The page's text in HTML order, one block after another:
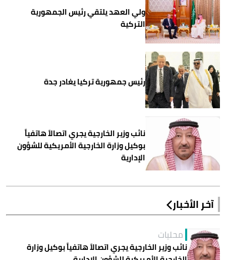
ولي العهد يلتقي رئيس الجمهورية
التركية
رئيس جمهورية تركيا يغادر جدة
نائب وزير الخارجية يجري اتصالاً هاتفياً
بوكيل وزارة الخارجية الأمريكية للشؤون
الإدارية
آخر الأخبار
محليات
نائب وزير الخارجية يجري اتصالاً هاتفياً بوكيل وزارة